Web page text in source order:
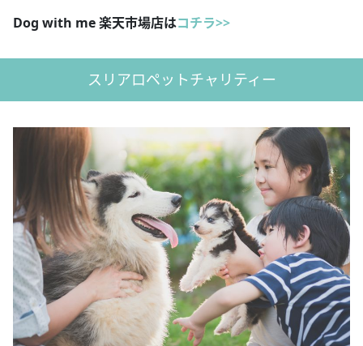
Dog with me 楽天市場店はコチラ>>
スリアロペットチャリティー